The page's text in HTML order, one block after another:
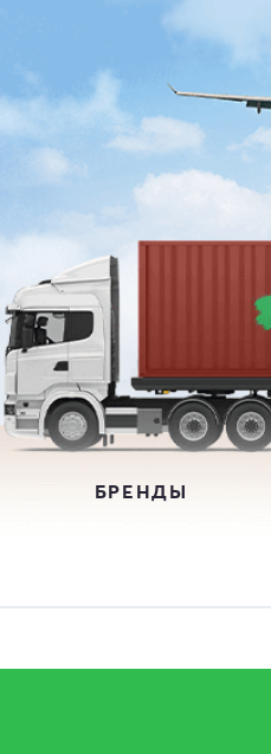
БРЕНДЫ